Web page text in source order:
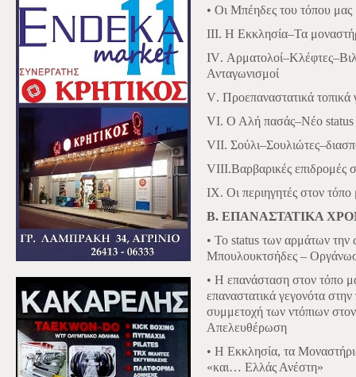
• Οι Μπέηδες του τόπου μας
ΙΙΙ. Η Εκκλησία–Τα
IV. A
Ανταγωνισμοί
V. Προεπαναστατικά τοπικά
VI. Ο Αλή πασάς–Νέο status
VII.
VIII.Βαρβαρικές επιδρομές
IX. Οι περιηγητές στον τόπο
Β. ΕΠΑΝΑΣΤΑΤΙΚΑ
• Το status των αρμάτων την
Μπουλουκτσήδες –
• Η επανάσταση στον τόπο
επαναστατικά γεγονότα
συμμετοχή των ντόπιων
Απελευθέρωση
• Η Εκκλησία, τα
«και… Ελλάς Ανέστη»